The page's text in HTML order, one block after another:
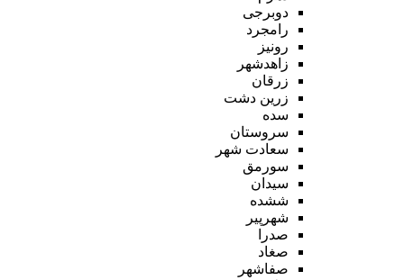
دوبرجی
رامجرد
رونیز
زاهدشهر
زرقان
زرین دشت
سده
سروستان
سعادت شهر
سورمق
سیدان
ششده
شهرپیر
صدرا
صغاد
صفاشهر